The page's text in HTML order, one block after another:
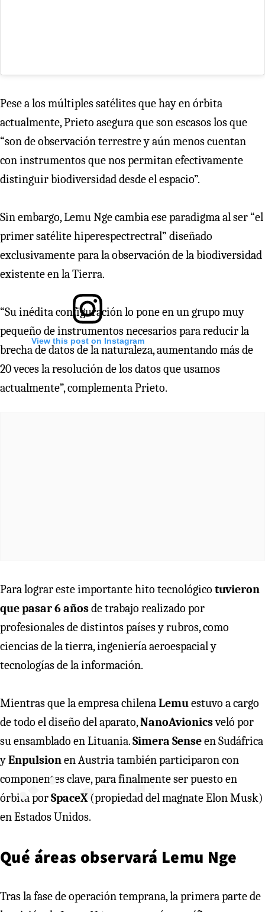
View this post on Instagram
Pese a los múltiples satélites que hay en órbita
actualmente, Prieto asegura que son escasos los que
“son de observación terrestre y aún menos cuentan
con instrumentos que nos permitan efectivamente
distinguir biodiversidad desde el espacio”.
Sin embargo, Lemu Nge cambia ese paradigma al ser “el
primer satélite hiperespectrectral” diseñado
exclusivamente para la observación de la biodiversidad
existente en la Tierra.
“Su inédita configuración lo pone en un grupo muy
pequeño de instrumentos necesarios para reducir la
brecha de datos de la naturaleza, aumentando más de
20 veces la resolución de los datos que usamos
actualmente”, complementa Prieto.
Para lograr este importante hito tecnológico tuvieron
que pasar 6 añosde trabajo realizado por
profesionales de distintos países y rubros, como
ciencias de la tierra, ingeniería aeroespacial y
tecnologías de la información.
Mientras que la empresa chilenaLemuestuvo a cargo
de todo el diseño del aparato,NanoAvionicsveló por
su ensamblado en Lituania.Simera Senseen Sudáfrica
yEnpulsionen Austria también participaron con
componentes clave, para finalmente ser puesto en
órbita porSpaceX(propiedad del magnate Elon Musk)
en Estados Unidos.
Qué áreas observará Lemu Nge
Tras la fase de operación temprana, la primera parte de